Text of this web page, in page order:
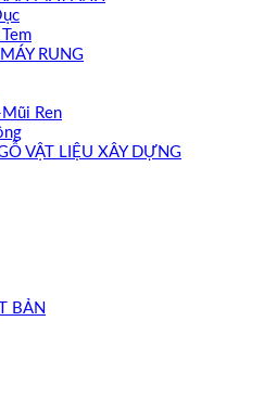
RUNG
Mũi Ren
VẬT LIỆU XÂY DỰNG
BẢN